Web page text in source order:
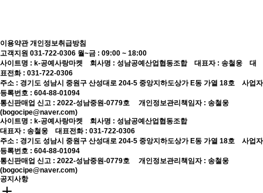
이용약관 개인정보취급방침
고객지원 031-722-0306 월~금 : 09:00 ~ 18:00
사이트명 : k-공예사랑마켓 회사명 : 성남공예산업협동조합 대표자 : 송철웅 대
표전화 : 031-722-0306
주소 : 경기도 성남시 중원구 산성대로 204-5 중앙지하도상가 E동 가열 18호 사업자
등록번호 : 604-88-01094
통신판매업 신고 : 2022-성남중원-0779호 개인정보관리책임자 : 송철웅
(bogocipe@naver.com)
사이트명 : k-공예사랑마켓 회사명 : 성남공예산업협동조합
대표자 : 송철웅 대표전화 : 031-722-0306
주소 : 경기도 성남시 중원구 산성대로 204-5 중앙지하도상가 E동 가열 18호 사업자
등록번호 : 604-88-01094
통신판매업 신고 : 2022-성남중원-0779호 개인정보관리책임자 : 송철웅
(bogocipe@naver.com)
공지사항